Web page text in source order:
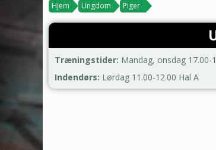
Hjem Ungdom Piger
Træningstider: Mandag, onsdag 17.00-
Indendørs: Lørdag 11.00-12.00 Hal A